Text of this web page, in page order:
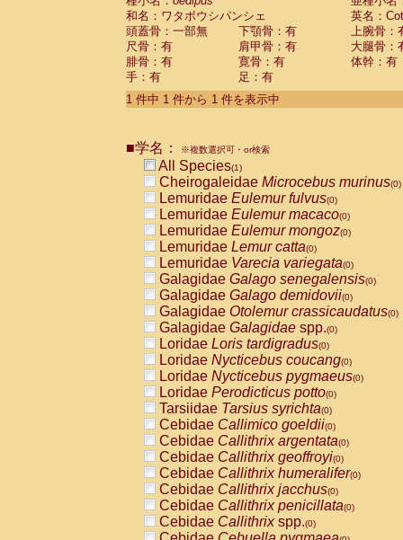
CebidaeSaguinus nigricollis (0)
Cebidae Saguinus oedipus
Cebidae Saguinus weddelli
Cebidae Saguinusspp.
Cebidae Aotus trivirgatus
Cebidae Cebus albifrons
CebidaeCebus nigrivittatus
CebidaeCebus
CebidaeSaimiri boliviensis(0)
CebidaeSaimiri sciureus(0)
AtelidaeAlouatta caraya(0)
AtelidaeAlouatta fusca(0)
AtelidaeAlouatta seniculus
AtelidaeAlouattaspp.(0)
AtelidaeAteles belzebuth(0)
AtelidaeAteles geoffroyi(0)
AtelidaeAteles paniscus(0)
AtelidaeAtelesspp.(0)
Atelidae Lagothrix lagothricha
AtelidaeLagothrix lagothricha cana
PitheciidaeCacajao calvus
PitheciidaeCallicebus cupreus
PitheciidaeCallicebus donacophilus
PitheciidaeCallicebus moloch
PitheciidaeCallicebus torquatus
PitheciidaeCallicebusspp.(0)
PitheciidaeChiropotes satanas(0)
PitheciidaePithecia monachus
PitheciidaePithecia pithecia(0)
CercopithecidaeCercocebus agilis
CercopithecidaeCercocebus
和名：ワタボウシパンシェ
英名：
頭蓋骨：一部無
下顎骨：有
上腕骨：
尺骨：有
肩甲骨：有
大腿骨：
腓骨：有
寛骨：有
体幹：有
手：有
足：有
1 件中 1 件から 1 件を表示中
■学名： ※複数選択可・or検索
All Species(1)
Cheirogaleidae Microcebus murinus(0)
Lemuridae Eulemur fulvus(0)
Lemuridae Eulemur macaco(0)
Lemuridae Eulemur mongoz(0)
Lemuridae Lemur catta(0)
Lemuridae Varecia variegata(0)
Galagidae Galago senegalensis(0)
Galagidae Galago demidovii(0)
Galagidae Otolemur crassicaudatus(0)
Galagidae Galagidae spp.(0)
Loridae Loris tardigradus(0)
Loridae Nycticebus coucang(0)
Loridae Nycticebus pygmaeus(0)
Loridae Perodicticus potto(0)
Tarsiidae Tarsius syrichta(0)
Cebidae Callimico goeldii(0)
Cebidae Callithrix argentata(0)
Cebidae Callithrix geoffroyi(0)
Cebidae Callithrix humeralifer(0)
Cebidae Callithrix jacchus(0)
Cebidae Callithrix penicillata(0)
Cebidae Callithrixspp.(0)